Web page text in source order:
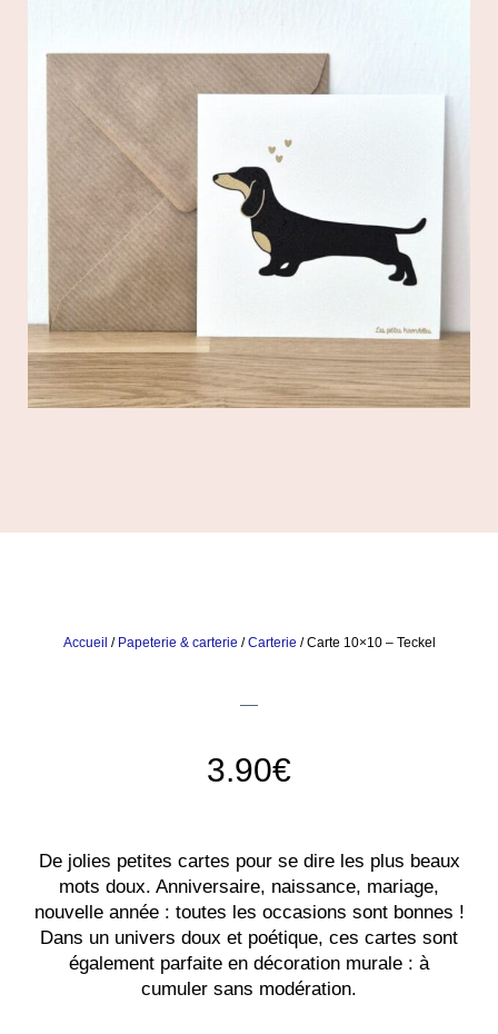
Accueil / Papeterie & carterie /Carterie / Carte 10×10 – Teckel
3.90€
De jolies petites cartes pour se dire les plus beaux
mots doux. Anniversaire, naissance, mariage,
nouvelle année : toutes les occasions sont bonnes !
Dans un univers doux et poétique, ces cartes sont
également parfaite en décoration murale : à
cumuler sans modération.